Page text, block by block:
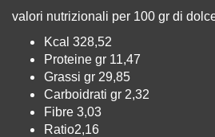
valori nutrizionali per 100 gr di
Kcal 328,52
Proteine gr 11,47
Grassi gr 29,85
Carboidrati gr 2,32
Fibre 3,03
Ratio2,16